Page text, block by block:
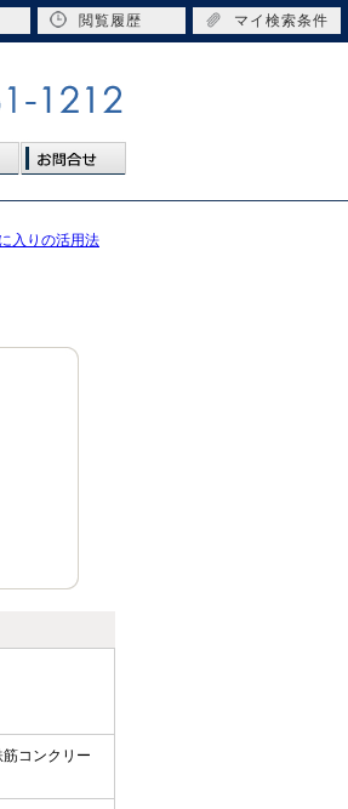
入りの活用法
コンクリー
閲覧履歴 マイ検索条件